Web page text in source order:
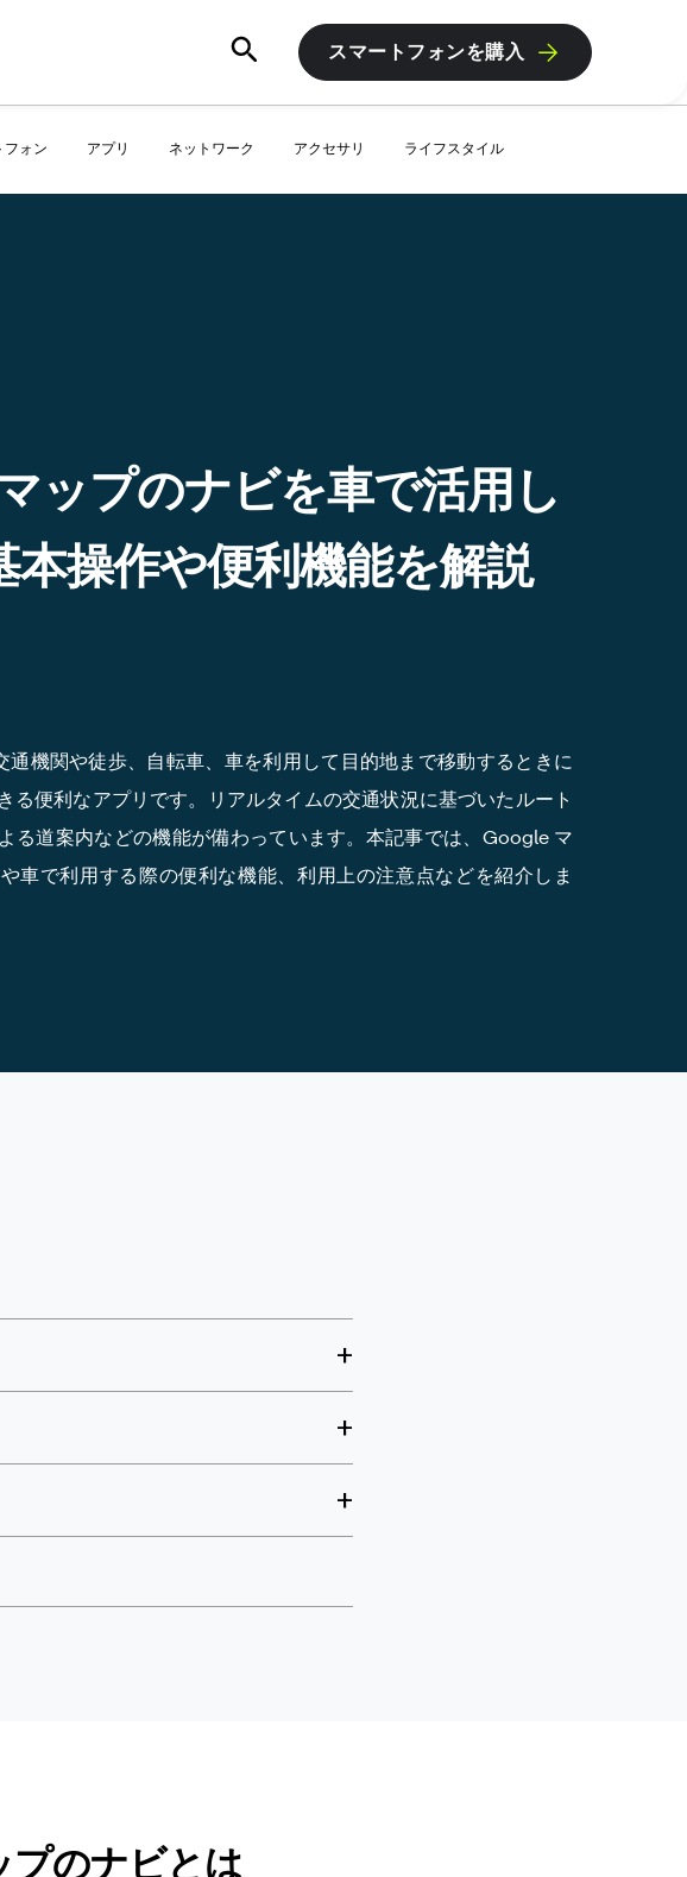
スマートフォンを購入
フォン アプリ ネットワーク アクセサリ ライフスタイル
ップのナビを車で活用し
本操作や便利機能を解説
機関や徒歩、自転車、車を利用して目的地まで移動するときに
る便利なアプリです。リアルタイムの交通状況に基づいたルート
る道案内などの機能が備わっています。本記事では、Google マ
車で利用する際の便利な機能、利用上の注意点などを紹介しま
プのナビとは